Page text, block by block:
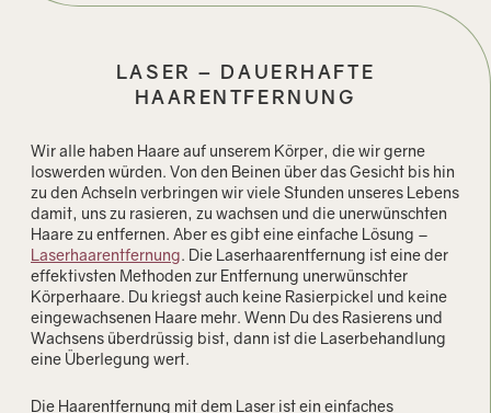
LASER – DAUERHAFTE
HAARENTFERNUNG
Wir alle haben Haare auf unserem Körper, die wir gerne
loswerden würden. Von den Beinen über das Gesicht bis hin
zu den Achseln verbringen wir viele Stunden unseres Lebens
damit, uns zu rasieren, zu wachsen und die unerwünschten
Haare zu entfernen. Aber es gibt eine einfache Lösung –
Laserhaarentfernung. Die Laserhaarentfernung ist eine der
effektivsten Methoden zur Entfernung unerwünschter
Körperhaare. Du kriegst auch keine Rasierpickel und keine
eingewachsenen Haare mehr. Wenn Du des Rasierens und
Wachsens überdrüssig bist, dann ist die Laserbehandlung
eine Überlegung wert.
Die Haarentfernung mit dem Laser ist ein einfaches